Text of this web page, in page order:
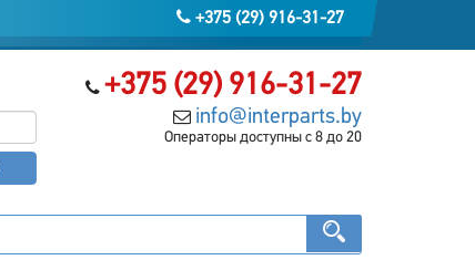
+375 (29) 916-31-27
+375 (29) 916-31-27
info@interparts.by
Операторы доступны с 8 до 20